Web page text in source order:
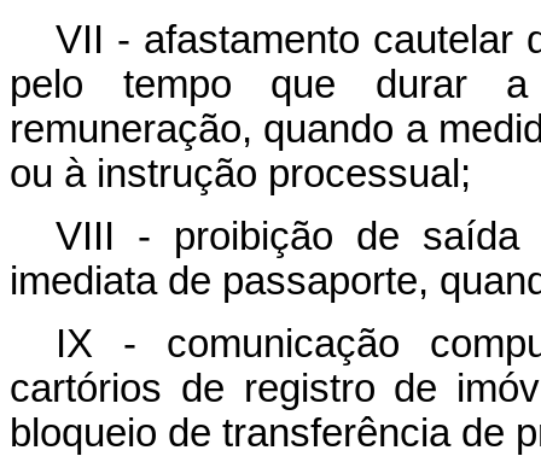
VII - afastamento cautelar
pelo tempo que durar a
remuneração, quando a
ou à instrução processual;
VIII - proibição de saída
imediata de passaporte,
IX - comunicação
cartórios de registro de
bloqueio de transferência de